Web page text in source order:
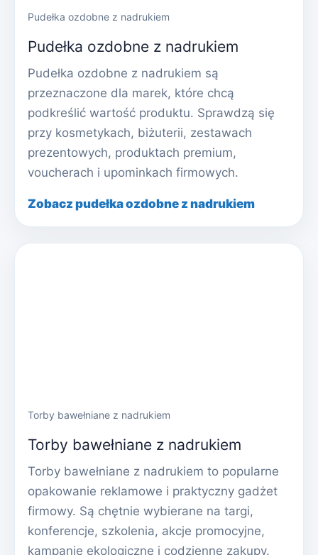
Pudełka ozdobne z nadrukiem
Pudełka ozdobne z nadrukiem
Pudełka ozdobne z nadrukiem są
przeznaczone dla marek, które chcą
podkreślić wartość produktu. Sprawdzą się
przy kosmetykach, biżuterii, zestawach
prezentowych, produktach premium,
voucherach i upominkach firmowych.
Zobacz pudełka ozdobne z nadrukiem
Torby bawełniane z nadrukiem
Torby bawełniane z nadrukiem
Torby bawełniane z nadrukiem to popularne
opakowanie reklamowe i praktyczny gadżet
firmowy. Są chętnie wybierane na targi,
konferencje, szkolenia, akcje promocyjne,
kampanie ekologiczne i codzienne zakupy.